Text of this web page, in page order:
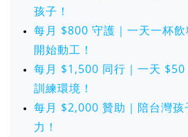
孩子！
每月 $800 守護｜一天一杯
開始動工！
每月 $1,500 同行｜一天 $50
訓練環境！
每月 $2,000 贊助｜陪台灣
力！